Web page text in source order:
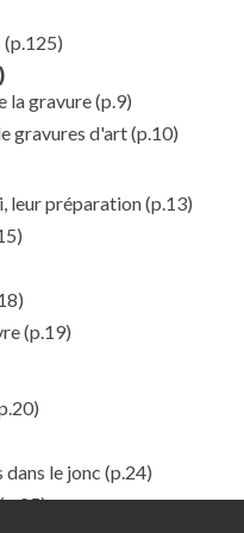
(p.125)
la gravure(p.9)
gravures d'art(p.10)
leur préparation(p.13)
(p.19)
le jonc (p.24)